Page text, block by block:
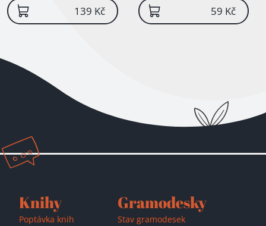
139 Kč 59 Kč
Knihy
Poptávka knih
Gramodesky
Stav gramodesek